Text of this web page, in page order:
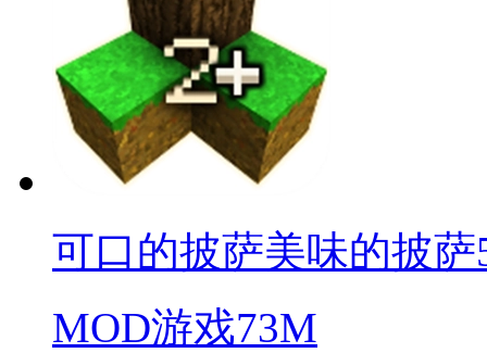
可口的披萨美味的披萨
MOD游戏73M